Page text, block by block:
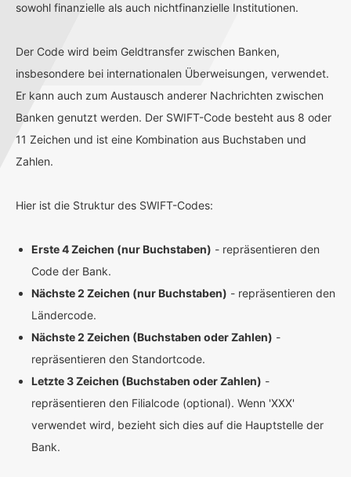
sowohl finanzielle als auch nichtfinanzielle Institutionen.
Der Code wird beim Geldtransfer zwischen Banken,
insbesondere bei internationalen Überweisungen, verwendet.
Er kann auch zum Austausch anderer Nachrichten zwischen
Banken genutzt werden. Der SWIFT-Code besteht aus 8 oder
11 Zeichen und ist eine Kombination aus Buchstaben und
Zahlen.
Hier ist die Struktur des SWIFT-Codes:
Erste 4 Zeichen (nur Buchstaben) - repräsentieren den
Code der Bank.
Nächste 2 Zeichen (nur Buchstaben) - repräsentieren den
Ländercode.
Nächste 2 Zeichen (Buchstaben oder Zahlen) -
repräsentieren den Standortcode.
Letzte 3 Zeichen (Buchstaben oder Zahlen) -
repräsentieren den Filialcode (optional). Wenn 'XXX'
verwendet wird, bezieht sich dies auf die Hauptstelle der
Bank.